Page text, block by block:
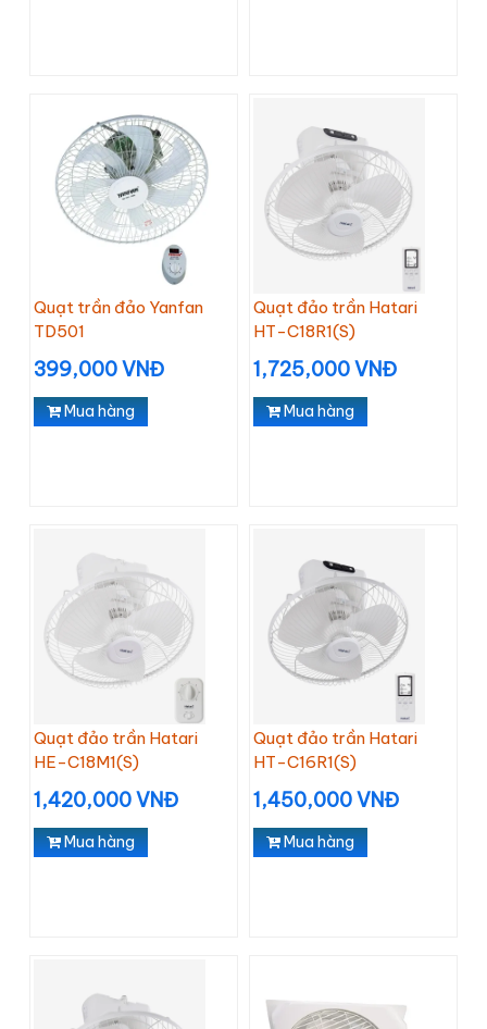
Quạt trần đảo Yanfan
TD501
399,000 VNĐ
Mua hàng
Quạt đảo trần Hatari
HT-C18R1(S)
1,725,000 VNĐ
Mua hàng
Quạt đảo trần Hatari
HE-C18M1(S)
1,420,000 VNĐ
Mua hàng
Quạt đảo trần Hatari
HT-C16R1(S)
1,450,000 VNĐ
Mua hàng